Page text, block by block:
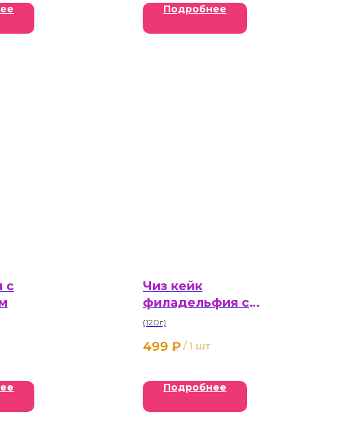
Подробнее
с
Чиз кейк
филадельфия с
сезонными ягодами
(120г)
499 ₽ / 1 шт
Подробнее